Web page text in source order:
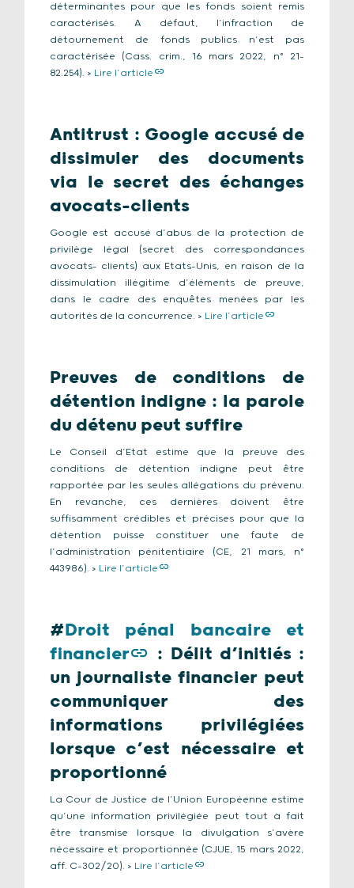
déterminantes pour que les fonds soient remis
caractérisés. A défaut, l’infraction de
détournement de fonds publics n’est pas
caractérisée (Cass. crim., 16 mars 2022, n° 21-
82.254). > Lire l’article
Antitrust : Google accusé de
dissimuler des documents
via le secret des échanges
avocats-clients
Google est accusé d’abus de la protection de
privilège légal (secret des correspondances
avocats- clients) aux Etats-Unis, en raison de la
dissimulation illégitime d’éléments de preuve,
dans le cadre des enquêtes menées par les
autorités de la concurrence. > Lire l’article
Preuves de conditions de
détention indigne : la parole
du détenu peut suffire
Le Conseil d’Etat estime que la preuve des
conditions de détention indigne peut être
rapportée par les seules allégations du prévenu.
En revanche, ces dernières doivent être
suffisamment crédibles et précises pour que la
détention puisse constituer une faute de
l’administration pénitentiaire (CE, 21 mars, n°
443986). > Lire l’article
#Droit pénal bancaire et
financier
: Délit d’initiés :
un journaliste financier peut
communiquer des
informations privilégiées
lorsque c’est nécessaire et
proportionné
La Cour de Justice de l’Union Européenne estime
qu’une information privilégiée peut tout à fait
être transmise lorsque la divulgation s’avère
nécessaire et proportionnée (CJUE, 15 mars 2022,
aff. C-302/20). > Lire l’article